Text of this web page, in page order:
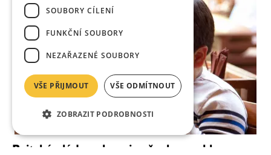
Britská vláda zakazuje všechny reklamy na
SOUBORY CÍLENÍ
FUNKČNÍ SOUBORY
NEZAŘAZENÉ SOUBORY
VŠE PŘIJMOUT VŠE ODMÍTNOUT
ZOBRAZIT PODROBNOSTI